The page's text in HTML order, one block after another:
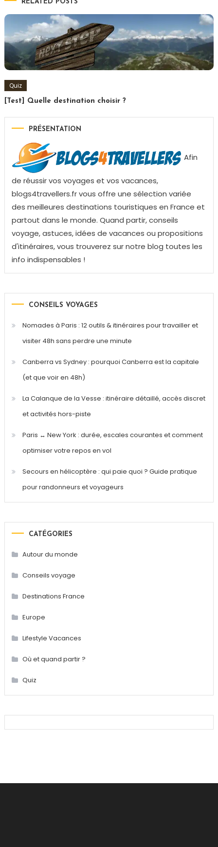
l’article
RELATED POSTS
Quiz
[Test] Quelle destination choisir ?
PRÉSENTATION
Afin
de réussir vos voyages et vos vacances,
blogs4travellers.fr vous offre une sélection variée
des meilleures destinations touristiques en France et
partout dans le monde. Quand partir, conseils
voyage, astuces, idées de vacances ou propositions
d'itinéraires, vous trouverez sur notre blog toutes les
info indispensables !
CONSEILS VOYAGES
Nomades à Paris : 12 outils & itinéraires pour travailler et
visiter 48h sans perdre une minute
Canberra vs Sydney : pourquoi Canberra est la capitale
(et que voir en 48h)
La Calanque de la Vesse : itinéraire détaillé, accès discret
et activités hors-piste
Paris ↔ New York : durée, escales courantes et comment
optimiser votre repos en vol
Secours en hélicoptère : qui paie quoi ? Guide pratique
pour randonneurs et voyageurs
CATÉGORIES
Autour du monde
Conseils voyage
Destinations France
Europe
Lifestyle Vacances
Où et quand partir ?
Quiz